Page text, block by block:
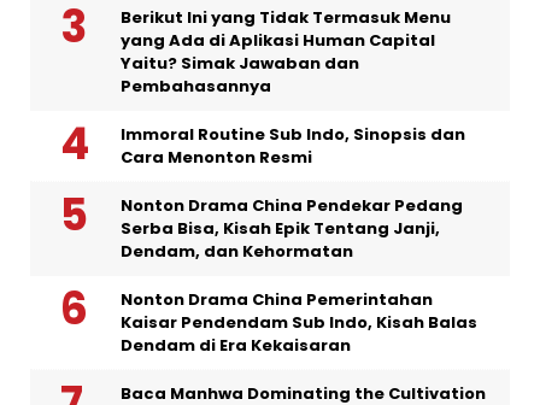
Berikut Ini yang Tidak Termasuk Menu
yang Ada di Aplikasi Human Capital
Yaitu? Simak Jawaban dan
Pembahasannya
Immoral Routine Sub Indo, Sinopsis dan
Cara Menonton Resmi
Nonton Drama China Pendekar Pedang
Serba Bisa, Kisah Epik Tentang Janji,
Dendam, dan Kehormatan
Nonton Drama China Pemerintahan
Kaisar Pendendam Sub Indo, Kisah Balas
Dendam di Era Kekaisaran
Baca Manhwa Dominating the Cultivation